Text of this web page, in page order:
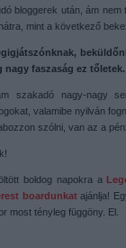
bloggerek után, ám
mint a következő
faszaság ez tőletek.
szakadó nagy-nagy
valamibe nyilván
szólni, van az a
boldog napokra a
boardunkatajánlja!
most tényleg függöny. El.